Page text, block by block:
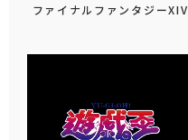
ファイナルファンタジーXIV